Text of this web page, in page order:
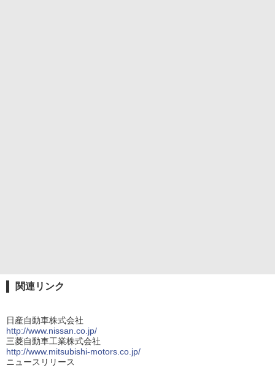
関連リンク
日産自動車株式会社
http://www.nissan.co.jp/
三菱自動車工業株式会社
http://www.mitsubishi-motors.co.jp/
ニュースリリース